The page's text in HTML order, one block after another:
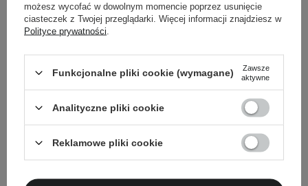
Elizavecca - Skin Liar
Primer - Baza pod
Makijaż - 30ml
39,00 zł
Erborian - Skin Hero -
Tonujący Krem do Twarzy
212,00 zł
DODAJ DO KOSZYKA
możesz wycofać w dowolnym momencie poprzez usunięcie
ciasteczek z Twojej przeglądarki. Więcej informacji znajdziesz w
Polityce prywatności
Funkcjonalne pliki cookie (wymagane)
Zawsze
aktywne
Analityczne pliki cookie
Reklamowe pliki cookie